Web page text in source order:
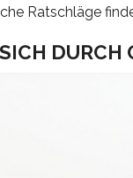
Ratschläge